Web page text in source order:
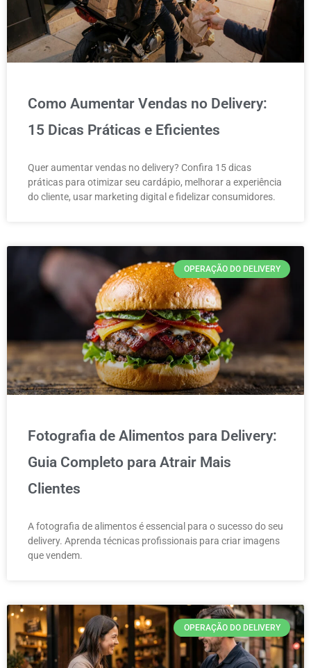
Como Aumentar Vendas no Delivery:
15 Dicas Práticas e Eficientes
Quer aumentar vendas no delivery? Confira 15 dicas
práticas para otimizar seu cardápio, melhorar a experiência
do cliente, usar marketing digital e fidelizar consumidores.
OPERAÇÃO DO DELIVERY
Fotografia de Alimentos para Delivery:
Guia Completo para Atrair Mais
Clientes
A fotografia de alimentos é essencial para o sucesso do seu
delivery. Aprenda técnicas profissionais para criar imagens
que vendem.
OPERAÇÃO DO DELIVERY